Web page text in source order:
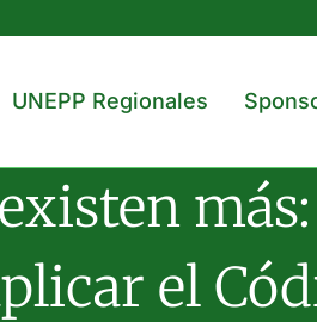
UNEPP Regionales
el